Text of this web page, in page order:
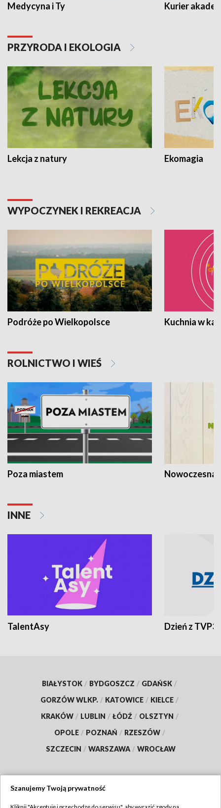
Medycyna i Ty Kurier
PRZYRODA I EKOLOGIA
Lekcja z natury Ekomagia
WYPOCZYNEK I REKREACJA
Podróże po Wielkopolsce Kuchnia w
ROLNICTWO I WIEŚ
Poza miastem Nowoczesna
INNE
TalentAsy Dzień z TVP3
BIAŁYSTOK / BYDGOSZCZ / GDAŃSK /
GORZÓW WLKP. / KATOWICE / KIELCE /
KRAKÓW / LUBLIN / ŁÓDŹ / OLSZTYN /
OPOLE / POZNAŃ / RZESZÓW /
SZCZECIN / WARSZAWA / WROCŁAW
Szanujemy Twoją prywatność